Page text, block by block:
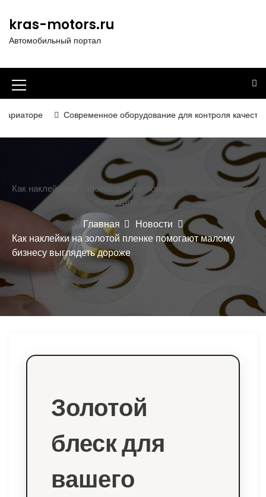
т
к
д
м
kras-motors.ru
Автомобильный портал
И
к
о
а
м
е
н
ю
Современное оборудование для контроля качества в
Как наклейки на золотой пленке помогают малому бизнесу
выглядеть дороже
Главная
Новости
Как наклейки на золотой пленке помогают малому
бизнесу выглядеть дороже
Золотой
блеск для
вашего